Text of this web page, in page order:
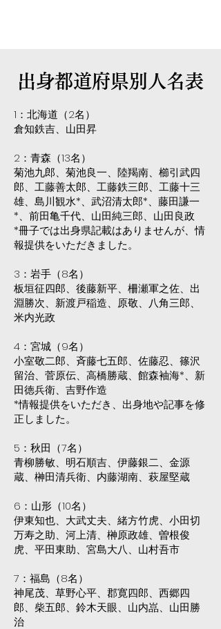
​出身都道府県別人名表
1：北海道（2名）
倉知鉄吉、山田昇
2：青森（13名）
菊池九郎、菊池良一、陸羯南、櫛引武四
郎、工藤善太郎、工藤鉄三郎、工藤十三
雄、島川観水*、武沼清太郎*、藤田謙一
*、前田亀千代、山田純三郎、山田良政
*冊子では出身県記載はありませんが、情
報提供をいただきました。
3：岩手（8名）
板垣征四郎、後藤新平、柵瀬軍之佐、出
淵勝次、新渡戸稲造、原敬、八角三郎、
米内光政
4：宮城（9名）
小室敬二郎、斉藤七五郎、佐藤忍、篠沢
留治、菅原伝、高橋勝蔵、館森袖海*、新
田徳兵衛、吉野作造
*情報提供をいただき、出身地や記事を修
正しました。
5：秋田（7名）
青柳勝敏、明石順吉、伊藤銀二、金源
蔵、榊田清兵衛、内藤湖南、萩屋堅蔵
6：山形（10名）
伊東知也、大武丈夫、緒方竹虎、小田切
万寿之助、河上清、榊原政雄、曽根俊
虎、平田東助、宮島大八、山村吾市
7：福島（8名）
神尾茂、草野心平、郡寛四郎、西郷四
郎、柴五郎、鈴木天眼、山内嵓、山田勝
治